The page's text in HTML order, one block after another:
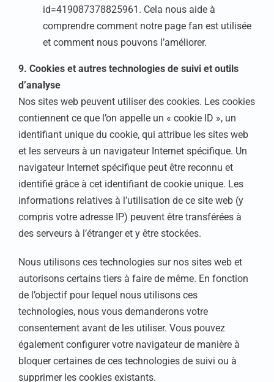
id=419087378825961. Cela nous aide à
comprendre comment notre page fan est utilisée
et comment nous pouvons l’améliorer.
9. Cookies et autres technologies de suivi et outils
d’analyse
Nos sites web peuvent utiliser des cookies. Les cookies
contiennent ce que l’on appelle un « cookie ID », un
identifiant unique du cookie, qui attribue les sites web
et les serveurs à un navigateur Internet spécifique. Un
navigateur Internet spécifique peut être reconnu et
identifié grâce à cet identifiant de cookie unique. Les
informations relatives à l’utilisation de ce site web (y
compris votre adresse IP) peuvent être transférées à
des serveurs à l’étranger et y être stockées.
Nous utilisons ces technologies sur nos sites web et
autorisons certains tiers à faire de même. En fonction
de l’objectif pour lequel nous utilisons ces
technologies, nous vous demanderons votre
consentement avant de les utiliser. Vous pouvez
également configurer votre navigateur de manière à
bloquer certaines de ces technologies de suivi ou à
supprimer les cookies existants.